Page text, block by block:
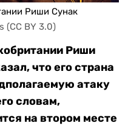
Риши Сунак
(CC BY 3.0)
Риши
что его страна
атаку
словам,
на втором месте